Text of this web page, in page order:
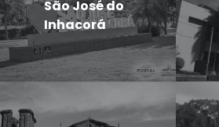
São José do
Inhacorá